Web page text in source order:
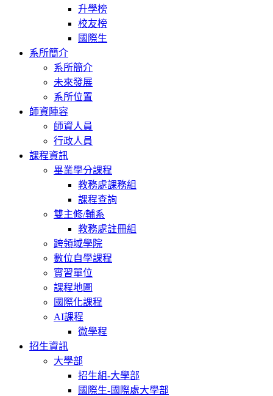
升學榜
校友榜
國際生
系所簡介
系所簡介
未來發展
系所位置
師資陣容
師資人員
行政人員
課程資訊
畢業學分課程
教務處課務組
課程查詢
雙主修/輔系
教務處註冊組
跨領域學院
數位自學課程
實習單位
課程地圖
國際化課程
AI課程
微學程
招生資訊
大學部
招生組-大學部
國際生-國際處大學部